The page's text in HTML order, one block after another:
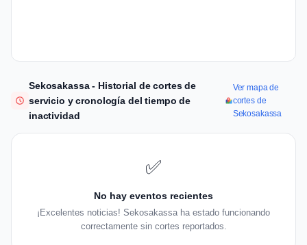
Sekosakassa - Historial de cortes de
servicio y cronología del tiempo de
inactividad
Ver mapa de
cortes de
Sekosakassa
✅
No hay eventos recientes
¡Excelentes noticias! Sekosakassa ha estado funcionando
correctamente sin cortes reportados.